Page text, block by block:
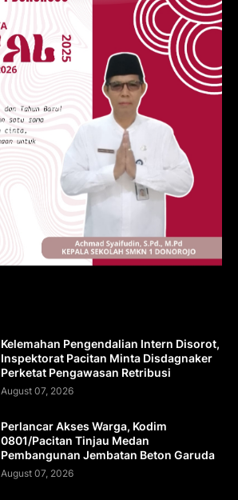
Kelemahan Pengendalian Intern Disorot,
Inspektorat Pacitan Minta Disdagnaker
Perketat Pengawasan Retribusi
August 07, 2026
Perlancar Akses Warga, Kodim
0801/Pacitan Tinjau Medan
Pembangunan Jembatan Beton Garuda
August 07, 2026